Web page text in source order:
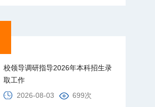
校领导调研指导2026年本科招生录
取工作
2026-08-03
699次